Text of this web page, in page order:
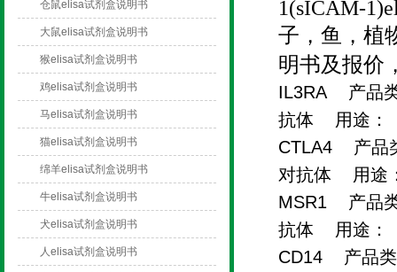
仓鼠elisa试剂盒说明书
大鼠elisa试剂盒说明书
猴elisa试剂盒说明书
鸡elisa试剂盒说明书
马elisa试剂盒说明书
猫elisa试剂盒说明书
绵羊elisa试剂盒说明书
牛elisa试剂盒说明书
犬elisa试剂盒说明书
人elisa试剂盒说明书
1(sICAM-
子，鱼，植
明书及报价
IL3RA 产品
抗体 用途
CTLA4 产品
对抗体 用
MSR1 产品
抗体 用途
CD14 产品